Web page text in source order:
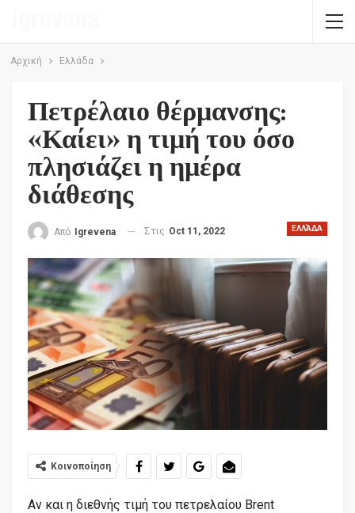
Αρχική Ελλάδα
Πετρέλαιο θέρμανσης:
«Καίει» η τιμή του όσο
πλησιάζει η ημέρα
διάθεσης
ΕΛΛΆΔΑ
Από Igrevena Στις Oct 11, 2022
Κοινοποίηση
Αν και η διεθνής τιμή του πετρελαίου Brent